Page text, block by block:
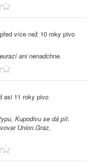
více než 10 roky pivo
ani nenadchne.
asi 11 roky pivo
Kupodivu se dá pít.
Union.Graz,